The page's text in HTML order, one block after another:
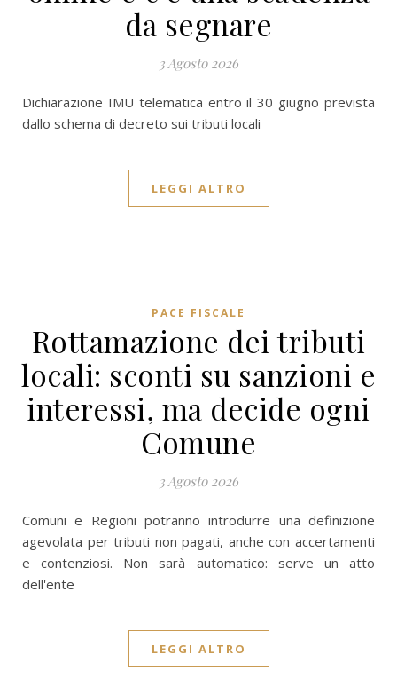
da segnare
3 Agosto 2026
Dichiarazione IMU telematica entro il 30 giugno prevista
dallo schema di decreto sui tributi locali
LEGGI ALTRO
PACE FISCALE
Rottamazione dei tributi
locali: sconti su sanzioni e
interessi, ma decide ogni
Comune
3 Agosto 2026
Comuni e Regioni potranno introdurre una definizione
agevolata per tributi non pagati, anche con accertamenti
e contenziosi. Non sarà automatico: serve un atto
dell'ente
LEGGI ALTRO